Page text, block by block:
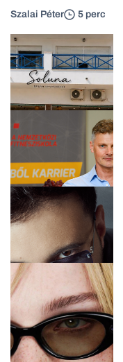
Szalai Péter 5 perc
Gasztró
Content Lab HUB
Forbes-sztori